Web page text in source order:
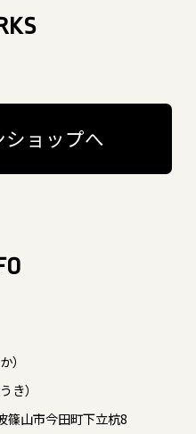
ョップへ
）
き）
篠山市今田町下立杭8